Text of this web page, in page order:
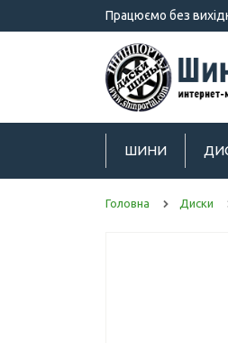
Працюємо без
ШИНИ
Головна Диски